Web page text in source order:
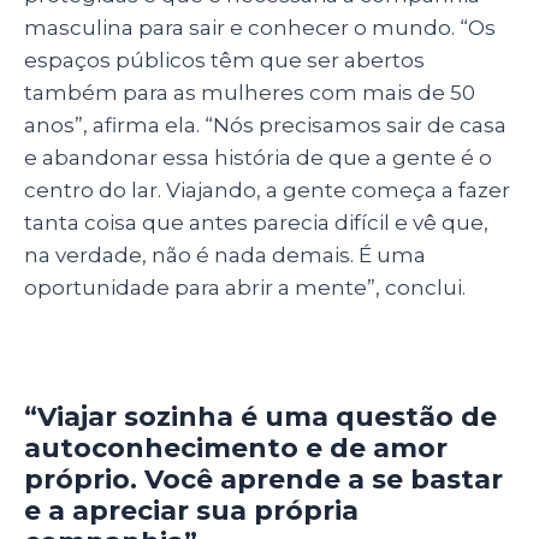
masculina para sair e conhecer o mundo. “Os
espaços públicos têm que ser abertos
também para as mulheres com mais de 50
anos”, afirma ela. “Nós precisamos sair de casa
e abandonar essa história de que a gente é o
centro do lar. Viajando, a gente começa a fazer
tanta coisa que antes parecia difícil e vê que,
na verdade, não é nada demais. É uma
oportunidade para abrir a mente”, conclui.
“Viajar sozinha é uma questão de
autoconhecimento e de amor
próprio. Você aprende a se bastar
e a apreciar sua própria